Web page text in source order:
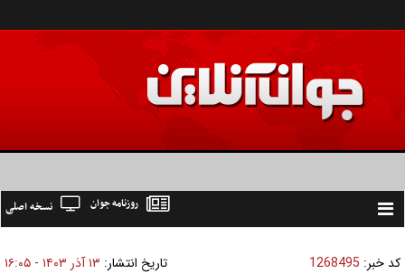
Toggle
نسخه اصلی روزنامه جوان
کد خبر: 1268495 تاریخ انتشار: ۱۳ آذر ۱۴۰۳ - ۱۶:۰۵